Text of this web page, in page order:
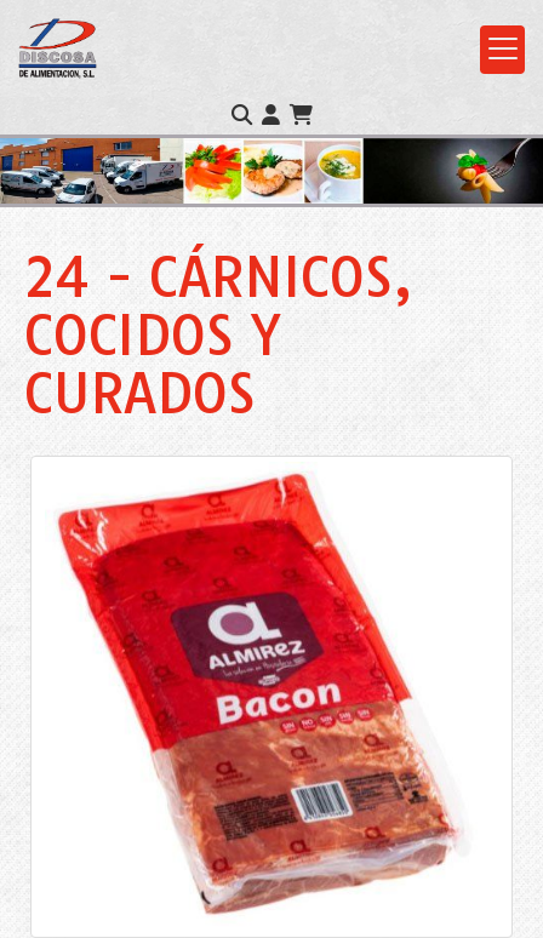
24 - CÁRNICOS,
COCIDOS Y
CURADOS